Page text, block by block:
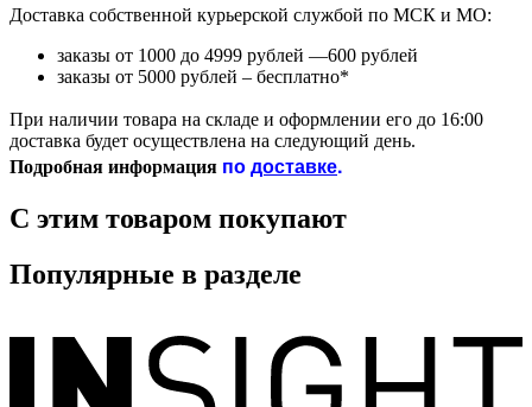
Доставка собственной курьерской службой по МСК и МО:
заказы от 1000 до 4999 рублей —600 рублей
заказы от 5000 рублей – бесплатно*
При наличии товара на складе и оформлении его до 16:00
доставка будет осуществлена на следующий день.
Подробная информация подоставке.
С этим товаром покупают
Популярные в разделе